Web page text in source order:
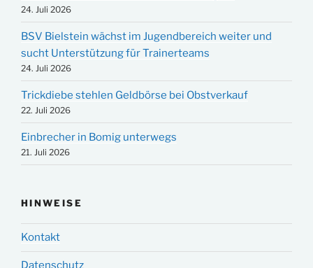
24. Juli 2026
BSV Bielstein wächst im Jugendbereich weiter und
sucht Unterstützung für Trainerteams
24. Juli 2026
Trickdiebe stehlen Geldbörse bei Obstverkauf
22. Juli 2026
Einbrecher in Bomig unterwegs
21. Juli 2026
HINWEISE
Kontakt
Datenschutz